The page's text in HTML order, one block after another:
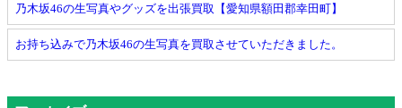
乃木坂46の生写真やグッズを出張買取【愛知県額田郡幸田町】
お持ち込みで乃木坂46の生写真を買取させていただきました。